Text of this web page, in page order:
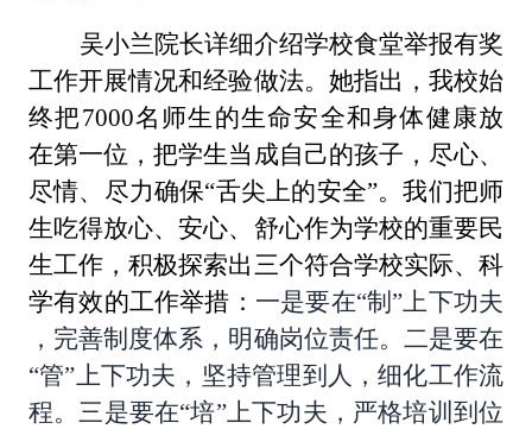
吴小兰院长详细介绍学校食堂举报有奖
工作开展情况和经验做法。她指出，我校始
终把7000名师生的生命安全和身体健康放
在第一位，把学生当成自己的孩子，尽心、
尽情、尽力确保“舌尖上的安全”。我们把师
生吃得放心、安心、舒心作为学校的重要民
生工作，积极探索出三个符合学校实际、科
学有效的工作举措： 一是要在“制”上下功夫
，完善制度体系，明确岗位责任。二是要在
“管”上下功夫，坚持管理到人，细化工作流
程。三是要在“培”上下功夫，严格培训到位